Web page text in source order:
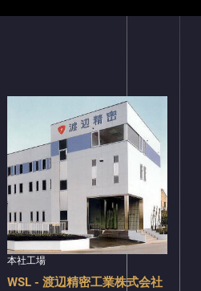
本社工場
WSL - 渡辺精密工業株式会社